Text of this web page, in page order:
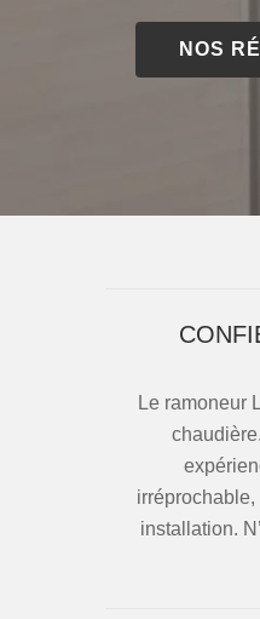
NOS
Le ramoneur
installation.